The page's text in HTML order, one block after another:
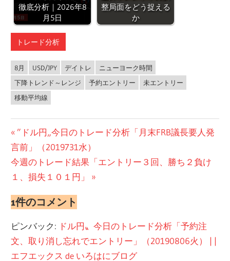
徹底分析｜2026年8
月5日
整局面をどう捉える
か
トレード分析
8月 USD/JPY デイトレ
ニューヨーク時間
下降トレンド～レンジ
予約エントリー
未エントリー
移動平均線
投
稿
ナ
ビ
ゲ
ー
シ
前
の
投
”ドル円„今日のトレード分析「月末FRB議長要人発
言前」（2019731水）
次
の
稿:
今週のトレード結果「エントリー３回、勝ち２負け
１、損失１０１円」
1件のコメント
ピンバック: ドル円〟今日のトレード分析「予約注
文、取り消し忘れでエントリー」（20190806火） | |
エフエックス de いろはにブログ